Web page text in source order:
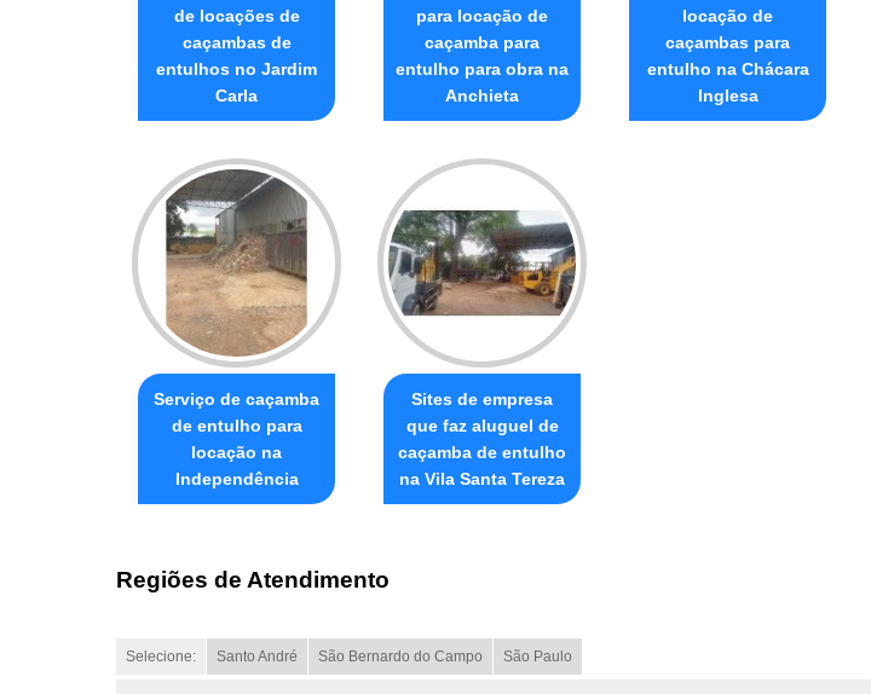
de locações de
caçambas de
entulhos no Jardim
Carla
para locação de
caçamba para
entulho para obra na
Anchieta
locação de
caçambas para
entulho na Chácara
Inglesa
Serviço de caçamba
de entulho para
locação na
Independência
Sites de empresa
que faz aluguel de
caçamba de entulho
na Vila Santa Tereza
Regiões de Atendimento
Selecione: Santo André São Bernardo do Campo São Paulo